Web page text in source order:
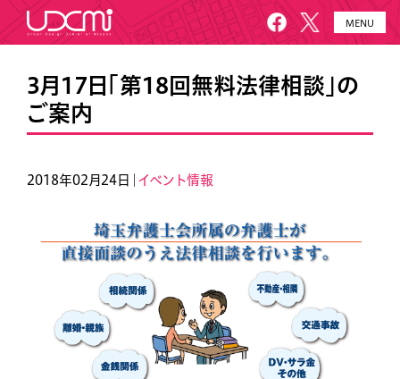
MENU
HOME UDCMiとは
施設概要
3月17日「第18回無料法律相談」の
ご案内
2018年02月24日｜ イベント情報